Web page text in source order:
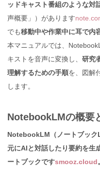
ッドキャスト番組のような対
声概要」）があります
でも移動中や作業中に耳で内
本マニュアルでは、
キストを音声に変換し、 研究
理解するための手順を、図解
します。
NotebookLMの概要
NotebookLM（ノートブック
元にAIと対話したり要約を生
ートブックですsmooz.cloud